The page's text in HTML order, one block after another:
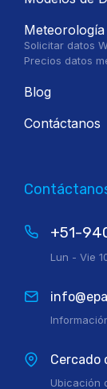
Meteorología
Solicitar datos
Precios datos
Blog
Contáctanos
+51-
Lun - Vie
Cercado
Ubicación